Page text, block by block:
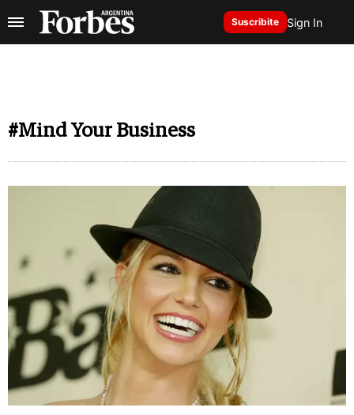
Suscribite Sign In
#Mind Your Business